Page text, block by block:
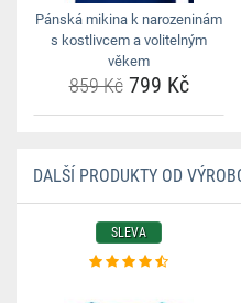
Pánská mikina k narozeninám
s kostlivcem a volitelným
věkem
859 Kč799 Kč
DALŠÍ PRODUKTY OD
SLEVA